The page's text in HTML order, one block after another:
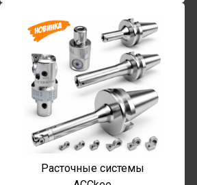
Расточные системы